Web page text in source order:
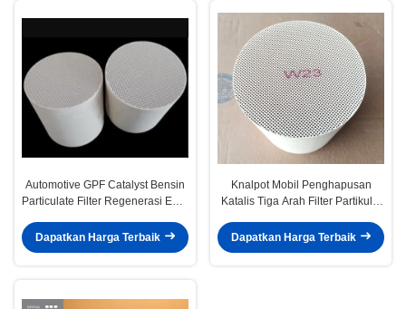
Automotive GPF Catalyst Bensin
Particulate Filter Regenerasi Euro
Dapatkan Harga Terbaik
Knalpot Mobil Penghapusan
Katalis Tiga Arah Filter Partikulat
Dapatkan Harga Terbaik